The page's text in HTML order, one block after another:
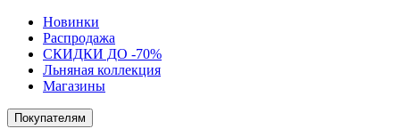
Новинки
Распродажа
СКИДКИ ДО -70%
Льняная коллекция
Магазины
Покупателям